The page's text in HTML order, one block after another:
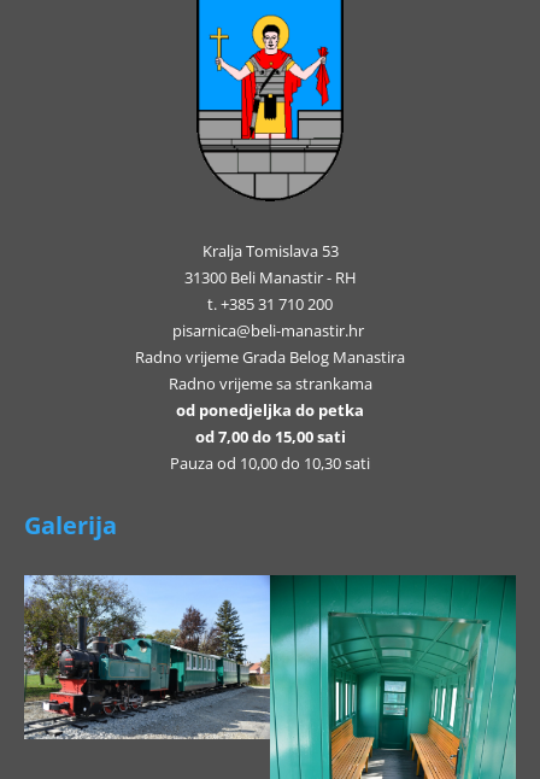
Kralja Tomislava 53
31300 Beli Manastir - RH
t. +385 31 710 200
pisarnica@beli-manastir.hr
Radno vrijeme Grada Belog Manastira
Radno vrijeme sa strankama
od ponedjeljka do petka
od 7,00 do 15,00 sati
Pauza od 10,00 do 10,30 sati
Galerija